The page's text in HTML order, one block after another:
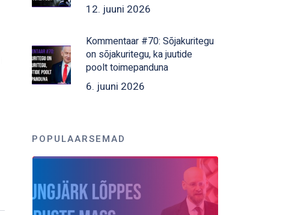
12. juuni 2026
Kommentaar #70: Sõjakuritegu
on sõjakuritegu, ka juutide
poolt toimepanduna
6. juuni 2026
POPULAARSEMAD